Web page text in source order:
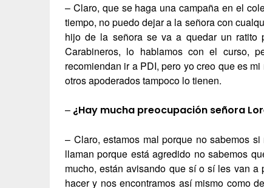
– Claro, que se haga una campaña en el
tiempo, no puedo dejar a la señora con
hijo de la señora se va a quedar un
Carabineros, lo hablamos con el curso,
recomiendan ir a PDI, pero yo creo que es
otros apoderados tampoco lo tienen.
– ¿Hay mucha preocupación señora
– Claro, estamos mal porque no sabemos
llaman porque está agredido no sabemos
mucho, están avisando que sí o sí les van
hacer y nos encontramos así mismo como